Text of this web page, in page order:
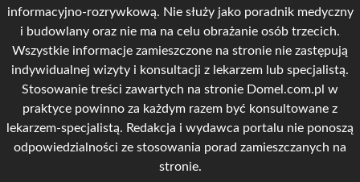
informacyjno-rozrywkową. Nie służy jako poradnik medyczny
i budowlany oraz nie ma na celu obrażanie osób trzecich.
Wszystkie informacje zamieszczone na stronie nie zastępują
indywidualnej wizyty i konsultacji z lekarzem lub specjalistą.
Stosowanie treści zawartych na stronie Domel.com.pl w
praktyce powinno za każdym razem być konsultowane z
lekarzem-specjalistą. Redakcja i wydawca portalu nie ponoszą
odpowiedzialności ze stosowania porad zamieszczanych na
stronie.